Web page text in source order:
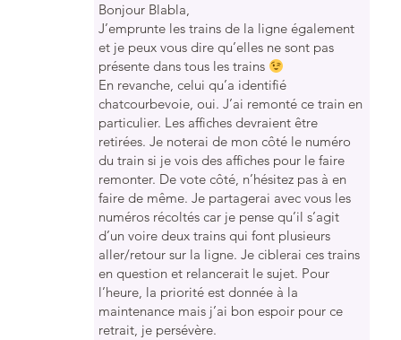
Bonjour Blabla,
J’emprunte les trains de la ligne également
et je peux vous dire qu’elles ne sont pas
présente dans tous les trains
En revanche, celui qu’a identifié
chatcourbevoie, oui. J’ai remonté ce train en
particulier. Les affiches devraient être
retirées. Je noterai de mon côté le numéro
du train si je vois des affiches pour le faire
remonter. De vote côté, n’hésitez pas à en
faire de même. Je partagerai avec vous les
numéros récoltés car je pense qu’il s’agit
d’un voire deux trains qui font plusieurs
aller/retour sur la ligne. Je ciblerai ces trains
en question et relancerait le sujet. Pour
l’heure, la priorité est donnée à la
maintenance mais j’ai bon espoir pour ce
retrait, je persévère.